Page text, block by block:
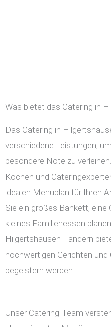
Was bietet das Catering in
Das Catering in
verschiedene Leistungen,
besondere Note zu
Köchen und
idealen Menüplan für Ihren
Sie ein großes Bankett,
kleines Familienessen
Hilgertshausen-Tandern
hochwertigen Gerichten und
begeistern werden.
Unser Catering-Team